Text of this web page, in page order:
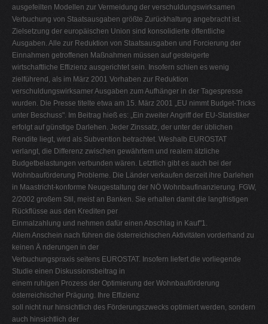
ausgefeilten Modellen zur Vermeidung der verschuldungswirksamen
Verbuchung von Staatsausgaben größte Zurückhaltung angebracht ist.
Zielsetzung der europäischen Union sind konsolidierte öffentliche
Ausgaben. Alle zur Reduktion von Staatsausgaben und Forcierung der
Einnahmen getroffenen Maßnahmen müssen auf gesteigerte
wirtschaftliche Effizienz ausgerichtet sein. Insofern schien es wenig
zielführend, als im März 2001 Vorhaben zur Reduktion
verschuldungswirksamer Ausgaben zum Aufhänger in der Tagespresse
wurden. Die Presse titelte etwa am 15. März 2001 „EU nimmt Budget-Tricks
unter Beschuss". Im Beitrag hieß es: „Ein zweiter Angriff der EU-Statistiker
erfolgt auf günstige Darlehen. Jeder Zinssatz, der unter der üblichen
Rendite liegt, wird als Subvention betrachtet. Weshalb EUROSTAT
verlangt, die Differenz zwischen gewährtem und realem ätzliche
Budgetbelastungen verbunden wären. Letztlich gibt es auch bei der
Wohnbauförderung Probleme. Die Länder verkaufen derzeit ihre Darlehen
in Maastricht-konforme Neugestaltung der NÖ Wohnbaufinanzierung. FGW,
2/2002 großem Stil, meist an Banken. Sie erhalten damit die langfristigen
Rückflüsse aus den Krediten per
Einmalzahlung und nehmen dafür einen Abschlag in Kauf"1.
Allem Anschein nach führen die österreichischen Aktivitäten vorderhand zu
keinen Ä nderungen in der
Verbuchungspraxis seitens EUROSTAT. Insofern liefert die vorliegende
Studie einen Diskussionsbeitrag in
einem ruhigen Prozess der Optimierung der Wohnbauförderung
österreichischer Prägung. Ihre Effizienz
soll nicht nur hinsichtlich des Förderungszwecks optimiert werden, sondern
auch hinsichtlich der